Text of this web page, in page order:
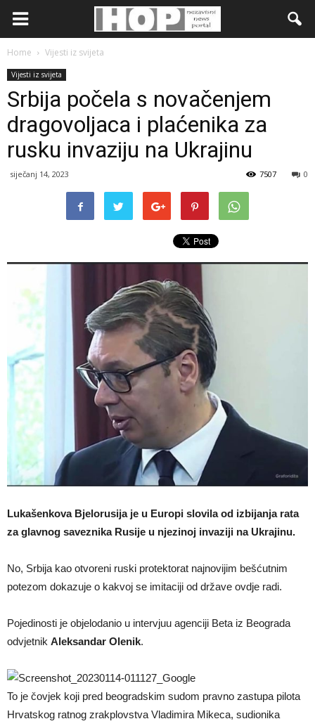
Home Vijesti iz svijeta
Vijesti iz svijeta
Srbija počela s novačenjem
dragovoljaca i plaćenika za
rusku invaziju na Ukrajinu
siječanj 14, 2023 0
7507
Lukašenkova Bjelorusija je u Europi slovila od izbijanja rata
za glavnog saveznika Rusije u njezinoj invaziji na Ukrajinu.
No, Srbija kao otvoreni ruski protektorat najnovijim bešćutnim
potezom dokazuje o kakvoj se imitaciji od države ovdje radi.
Pojedinosti je objelodanio u intervjuu agenciji Beta iz Beograda
odvjetnik Aleksandar Olenik.
To je čovjek koji pred beogradskim sudom pravno zastupa pilota
Hrvatskog ratnog zrakplovstva Vladimira Mikeca, sudionika